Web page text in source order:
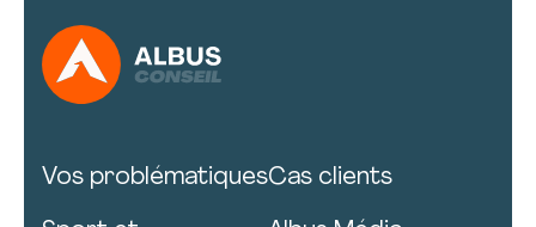
Vos problématiquesCas clients